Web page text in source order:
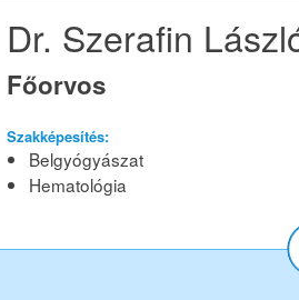
Dr. Szerafin
Főorvos
Szakképesítés:
Belgyógyászat
Hematológia